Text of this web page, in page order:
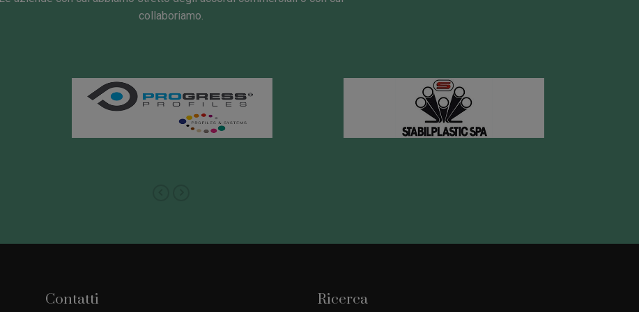
collaboriamo.
Contatti Ricerca